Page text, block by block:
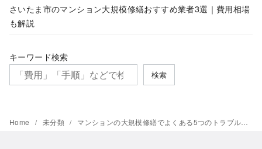
さいたま市のマンション大規模修繕おすすめ業者3選｜費用相場
も解説
キーワード検索
検索
Home 未分類 マンションの大規模修繕でよくある5つのトラブル｜対策もセットで解説